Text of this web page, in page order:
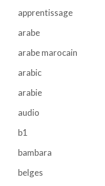
apprentissage
arabe
arabe marocain
arabic
arabie
audio
b1
bambara
belges